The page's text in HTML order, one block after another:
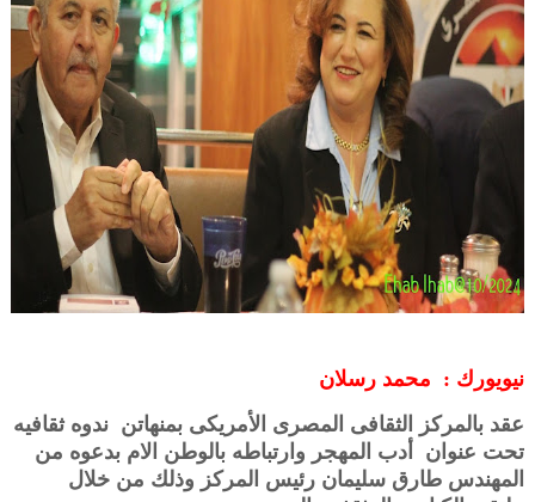
نيويورك : محمد رسلان
عقد بالمركز الثقافى المصرى الأمريكى بمنهاتن ندوه ثقافيه
تحت عنوان أدب المهجر وارتباطه بالوطن الام بدعوه من
المهندس طارق سليمان رئيس المركز وذلك من خلال